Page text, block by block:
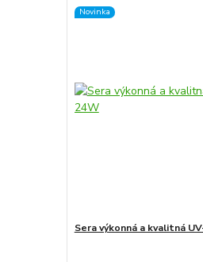
Novinka
Sera výkonná a kvalitná